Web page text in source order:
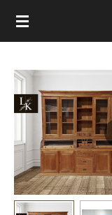
Ga
direct
de
hoofdinhoud